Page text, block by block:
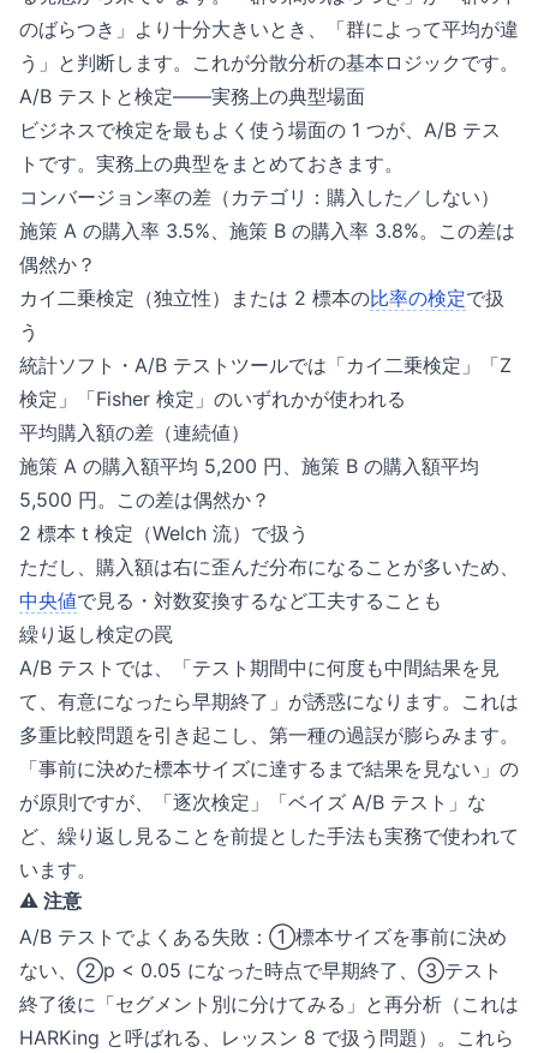
のばらつき」より十分大きいとき、「群によって平均が違
う」と判断します。これが分散分析の基本ロジックです。
A/B テストと検定——実務上の典型場面
ビジネスで検定を最もよく使う場面の 1 つが、A/B テス
トです。実務上の典型をまとめておきます。
コンバージョン率の差（カテゴリ：購入した／しない）
施策 A の購入率 3.5%、施策 B の購入率 3.8%。この差は
偶然か？
カイ二乗検定（独立性）または 2 標本の比率の検定で扱
う
統計ソフト・A/B テストツールでは「カイ二乗検定」「Z
検定」「Fisher 検定」のいずれかが使われる
平均購入額の差（連続値）
施策 A の購入額平均 5,200 円、施策 B の購入額平均
5,500 円。この差は偶然か？
2 標本 t 検定（Welch 流）で扱う
ただし、購入額は右に歪んだ分布になることが多いため、
中央値で見る・対数変換するなど工夫することも
繰り返し検定の罠
A/B テストでは、「テスト期間中に何度も中間結果を見
て、有意になったら早期終了」が誘惑になります。これは
多重比較問題を引き起こし、第一種の過誤が膨らみます。
「事前に決めた標本サイズに達するまで結果を見ない」の
が原則ですが、「逐次検定」「ベイズ A/B テスト」な
ど、繰り返し見ることを前提とした手法も実務で使われて
います。
⚠️ 注意
A/B テストでよくある失敗：①標本サイズを事前に決め
ない、②p < 0.05 になった時点で早期終了、③テスト
終了後に「セグメント別に分けてみる」と再分析（これは
HARKing と呼ばれる、レッスン 8 で扱う問題）。これら